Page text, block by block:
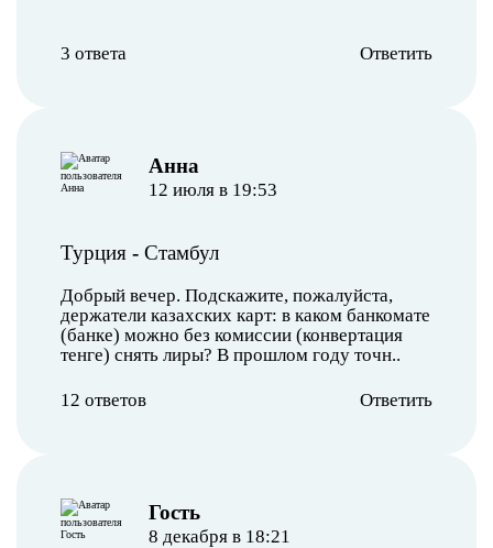
3 ответа Ответить
Анна
12 июля в 19:53
Турция - Стамбул
Добрый вечер. Подскажите, пожалуйста,
держатели казахских карт: в каком банкомате
(банке) можно без комиссии (конвертация
тенге) снять лиры? В прошлом году точн..
12 ответов Ответить
︎Гость
8 декабря в 18:21